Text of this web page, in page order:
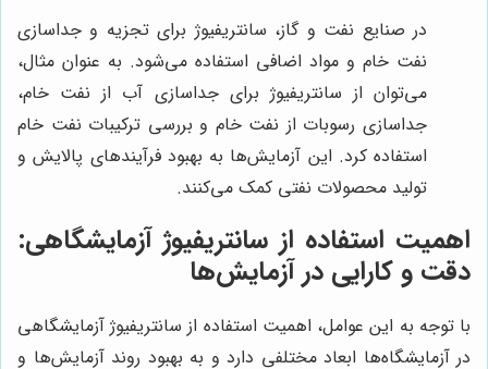
در صنایع نفت و گاز، سانتریفیوژ برای تجزیه و جداسازی
نفت خام و مواد اضافی استفاده می‌شود. به عنوان مثال،
می‌توان از سانتریفیوژ برای جداسازی آب از نفت خام،
جداسازی رسوبات از نفت خام و بررسی ترکیبات نفت خام
استفاده کرد. این آزمایش‌ها به بهبود فرآیندهای پالایش و
تولید محصولات نفتی کمک می‌کنند.
اهمیت استفاده از سانتریفیوژ آزمایشگاهی:
دقت و کارایی در آزمایش‌ها
با توجه به این عوامل، اهمیت استفاده از سانتریفیوژ آزمایشگاهی
در آزمایشگاه‌ها ابعاد مختلفی دارد و به بهبود روند آزمایش‌ها و